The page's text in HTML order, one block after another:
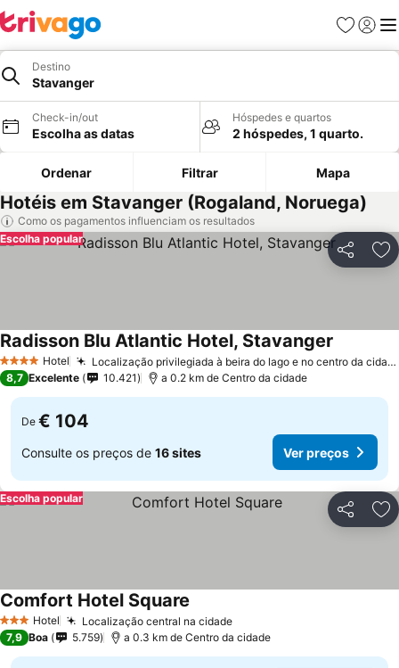
Favoritos
Iniciar
Destino
Stavanger
Check-in/out
Escolha as datas
Hóspedes e quartos
2 hóspedes, 1 quarto.
Ordenar Filtrar Mapa
Hotéis em Stavanger (Rogaland, Noruega)
Como os pagamentos influenciam os resultados
Partilhar
Escolha popular
4 EstrelasHotel Localização privilegiada à beira do lago e no centro da cidade
Radisson Blu Atlantic Hotel, Stavanger
8,7 Excelente 10.421 a 0.2 km de Centro da cidade
De € 104
Consulte os preços de 16 sites Ver preços
Partilhar
Escolha popular
3 EstrelasHotel Localização central na cidade
Comfort Hotel Square
7,9 Boa 5.759 a 0.3 km de Centro da cidade